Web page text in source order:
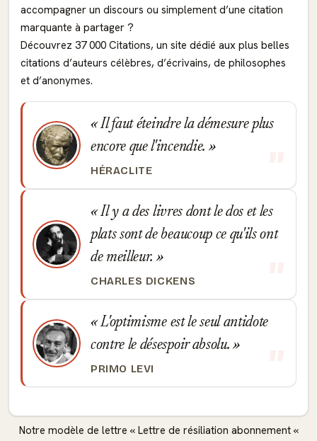
accompagner un discours ou simplement d’une citation
marquante à partager ?
Découvrez 37 000 Citations, un site dédié aux plus belles
citations d’auteurs célèbres, d’écrivains, de philosophes
et d’anonymes.
Il faut éteindre la démesure plus
encore que l'incendie.
HÉRACLITE
Il y a des livres dont le dos et les
plats sont de beaucoup ce qu'ils ont
de meilleur.
CHARLES DICKENS
L'optimisme est le seul antidote
contre le désespoir absolu.
PRIMO LEVI
Notre modèle de lettre « Lettre de résiliation abonnement «